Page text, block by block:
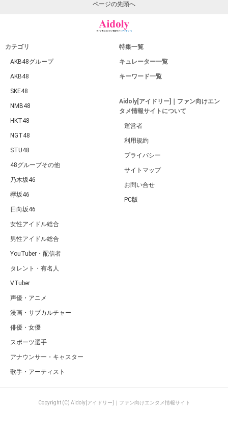
ページの先頭へ
カテゴリ
AKB48グループ
AKB48
SKE48
NMB48
HKT48
NGT48
STU48
48グループその他
乃木坂46
欅坂46
日向坂46
女性アイドル総合
男性アイドル総合
YouTuber・配信者
タレント・有名人
VTuber
声優・アニメ
漫画・サブカルチャー
俳優・女優
スポーツ選手
アナウンサー・キャスター
歌手・アーティスト
特集一覧
キュレーター一覧
キーワード一覧
Aidoly[アイドリー]｜ファン向けエン
タメ情報サイトについて
運営者
利用規約
プライバシー
サイトマップ
お問い合せ
PC版
Copyright (C) Aidoly[アイドリー]｜ファン向けエンタメ情報サイト